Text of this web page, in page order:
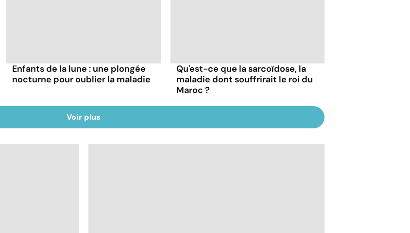
Enfants de la lune : une plongée
nocturne pour oublier la maladie
Qu'est-ce que la sarcoïdose, la
maladie dont souffrirait le roi du
Maroc ?
Voir plus